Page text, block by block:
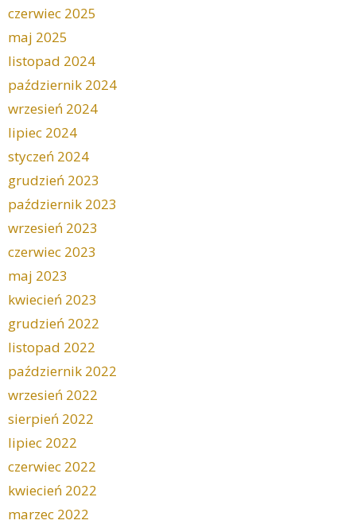
czerwiec 2025
maj 2025
listopad 2024
październik 2024
wrzesień 2024
lipiec 2024
styczeń 2024
grudzień 2023
październik 2023
wrzesień 2023
czerwiec 2023
maj 2023
kwiecień 2023
grudzień 2022
listopad 2022
październik 2022
wrzesień 2022
sierpień 2022
lipiec 2022
czerwiec 2022
kwiecień 2022
marzec 2022